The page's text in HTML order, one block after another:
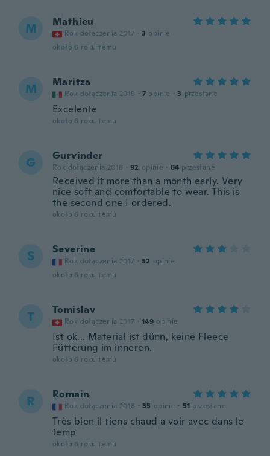
M Mathieu
Rok dołączenia 2017 · 3 opinie
około 6 roku temu
M Maritza
Rok dołączenia 2019 · 7 opinie · 3 przesłane
Excelente
około 6 roku temu
G Gurvinder
Rok dołączenia 2018 · 92 opinie · 84 przesłane
Received it more than a month early. Very
nice soft and comfortable to wear. This is
the second one I ordered.
około 6 roku temu
S Severine
Rok dołączenia 2017 · 32 opinie
około 6 roku temu
T Tomislav
Rok dołączenia 2017 · 149 opinie
Ist ok... Material ist dünn, keine Fleece
Fütterung im inneren.
około 6 roku temu
R Romain
Rok dołączenia 2018 · 35 opinie · 51 przesłane
Très bien il tiens chaud a voir avec dans le
temp
około 6 roku temu